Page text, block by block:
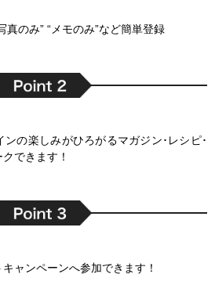
真のみ” “メモのみ”など簡単登録
の楽しみがひろがるマガジン･レシピ･
できます！
ャンペーンへ参加できます！